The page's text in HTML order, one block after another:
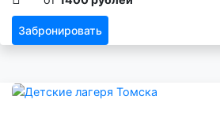
Забронировать